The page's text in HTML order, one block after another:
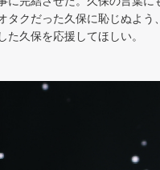
タクだった久保に恥じぬよ
た久保を応援してほしい。